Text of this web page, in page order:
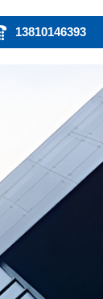
13810146393